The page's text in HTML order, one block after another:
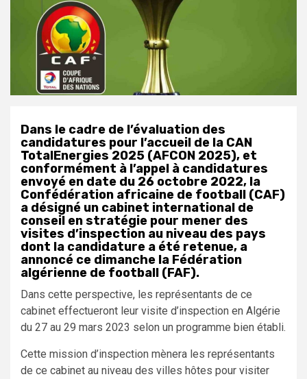
Dans le cadre de l’évaluation des
candidatures pour l’accueil de la CAN
TotalEnergies 2025 (AFCON 2025), et
conformément à l’appel à candidatures
envoyé en date du 26 octobre 2022, la
Confédération africaine de football (CAF)
a désigné un cabinet international de
conseil en stratégie pour mener des
visites d’inspection au niveau des pays
dont la candidature a été retenue, a
annoncé ce dimanche la Fédération
algérienne de football (FAF).
Dans cette perspective, les représentants de ce
cabinet effectueront leur visite d’inspection en Algérie
du 27 au 29 mars 2023 selon un programme bien établi.
Cette mission d’inspection mènera les représentants
de ce cabinet au niveau des villes hôtes pour visiter